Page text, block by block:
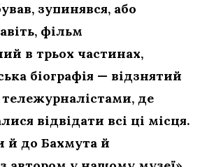
зупинявся, або
фільм
в трьох частинах,
біографія — відзнятий
де
відвідати всі ці місця.
й до Бахмута й